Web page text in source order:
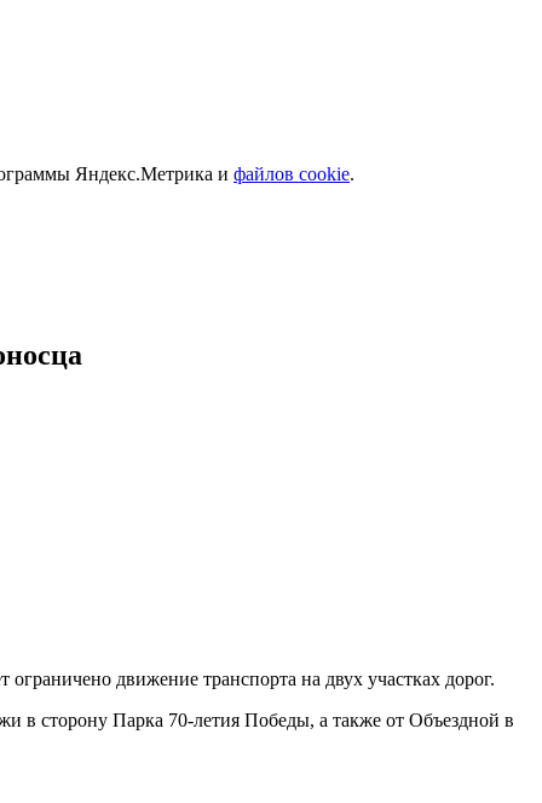
Яндекс.Метрика и файлов cookie.
движение транспорта на двух участках дорог.
в сторону Парка 70-летия Победы, а также от Объездной в